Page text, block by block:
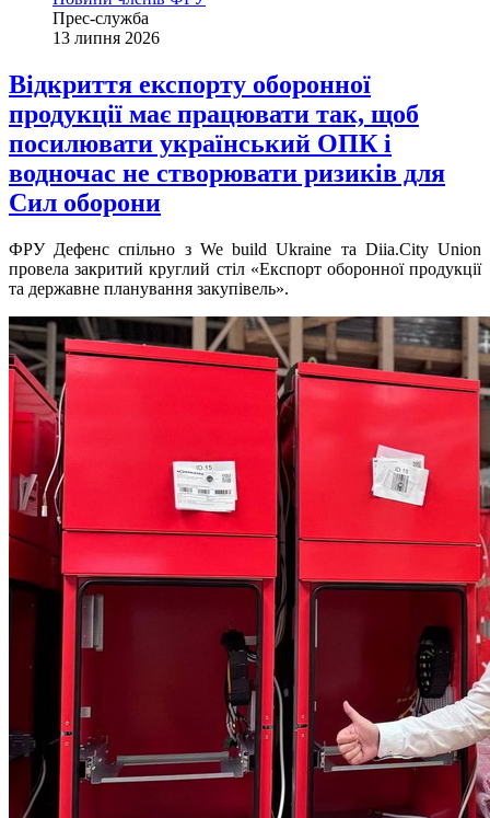
Прес-служба
13 липня 2026
Відкриття експорту оборонної
продукції має працювати так, щоб
посилювати український ОПК і
водночас не створювати ризиків для
Сил оборони
ФРУ Дефенс спільно з We build Ukraine та Diia.City Union
провела закритий круглий стіл «Експорт оборонної продукції
та державне планування закупівель».